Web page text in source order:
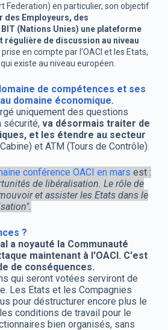
Federation) en particulier, son objectif
des Employeurs, des
(Nations Unies) une plateforme
régulière de discussion au niveau
en compte par l'OACI et les Etats,
existe au niveau européen.
de compétences et ses
domaine économique.
uniquement des questions
sécurité, va désormais traiter de
et les étendre au secteur
et ATM (Tours de Contrôle).
conférence OACI en mars est :
de libéralisation. Le rôle de
et assister les Etats dans le
?
a noyauté la Communauté
maintenant à l'OACI. C'est
de conséquences.
qui seront votées serviront de
Les Etats et les Compagnies
pour déstructurer encore plus le
conditions de travail pour le
bien organisés, sans